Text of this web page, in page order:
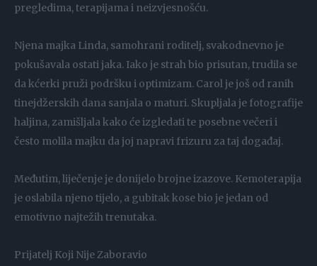
pregledima, terapijama i neizvjesnošću.
Njena majka Linda, samohrani roditelj, svakodnevno je
pokušavala ostati jaka. Iako je strah bio prisutan, trudila se
da kćerki pruži podršku i optimizam. Carol je još od ranih
tinejdžerskih dana sanjala o maturi. Skupljala je fotografije
haljina, zamišljala kako će izgledati te posebne večeri i
često molila majku da joj napravi frizuru za taj događaj.
Međutim, liječenje je donijelo brojne izazove. Kemoterapija
je oslabila njeno tijelo, a gubitak kose bio je jedan od
emotivno najtežih trenutaka.
Prijatelj Koji Nije Zaboravio